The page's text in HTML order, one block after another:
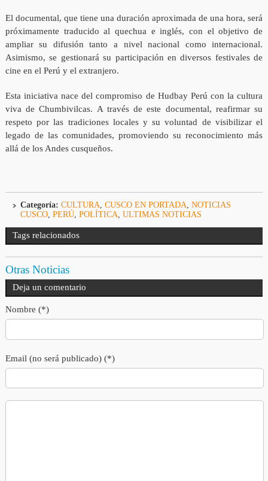
El documental, que tiene una duración aproximada de una hora, será
próximamente traducido al quechua e inglés, con el objetivo de
ampliar su difusión tanto a nivel nacional como internacional.
Asimismo, se gestionará su participación en diversos festivales de
cine en el Perú y el extranjero.
Esta iniciativa nace del compromiso de Hudbay Perú con la cultura
viva de Chumbivilcas. A través de este documental, reafirmar su
respeto por las tradiciones locales y su voluntad de visibilizar el
legado de las comunidades, promoviendo su reconocimiento más
allá de los Andes cusqueños.
Categoría: CULTURA, CUSCO EN PORTADA, NOTICIAS
CUSCO, PERÚ, POLÍTICA, ULTIMAS NOTICIAS
Tags relacionados
Otras Noticias
Deja un comentario
Nombre (*)
Email (no será publicado) (*)